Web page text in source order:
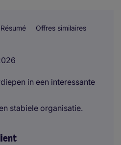
Résumé Offres similaires
in een interessante
stabiele organisatie.